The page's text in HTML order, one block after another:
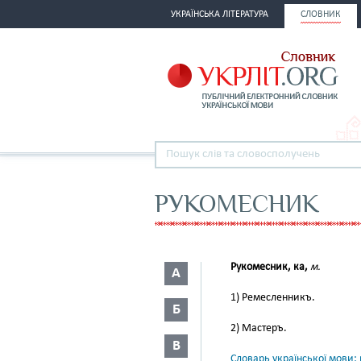
УКРАЇНСЬКА ЛІТЕРАТУРА СЛОВНИК
РУКОМЕСНИК
А
Б
В
Рукомесник, ка, м.
1) Ремесленникъ.
2) Мастеръ.